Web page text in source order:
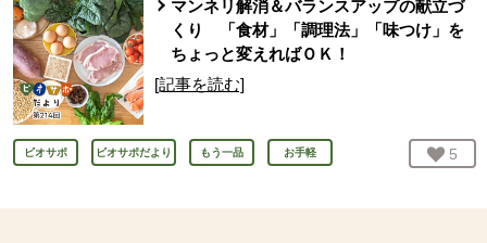
マンネリ解消＆バランスアップの献立づ
くり 「食材」「調理法」「味つけ」を
ちょっと変えればＯＫ！
[記事を読む]
ビオサポ ビオサポだより もう一品 お手軽 お気
5